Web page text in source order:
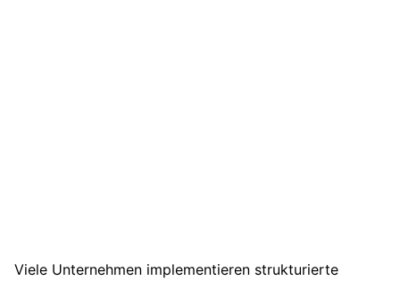
Viele Unternehmen implementieren strukturierte